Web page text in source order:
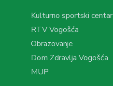
Kulturno sportski centar
RTV Vogošća
Obrazovanje
Dom Zdravlja Vogošća
MUP